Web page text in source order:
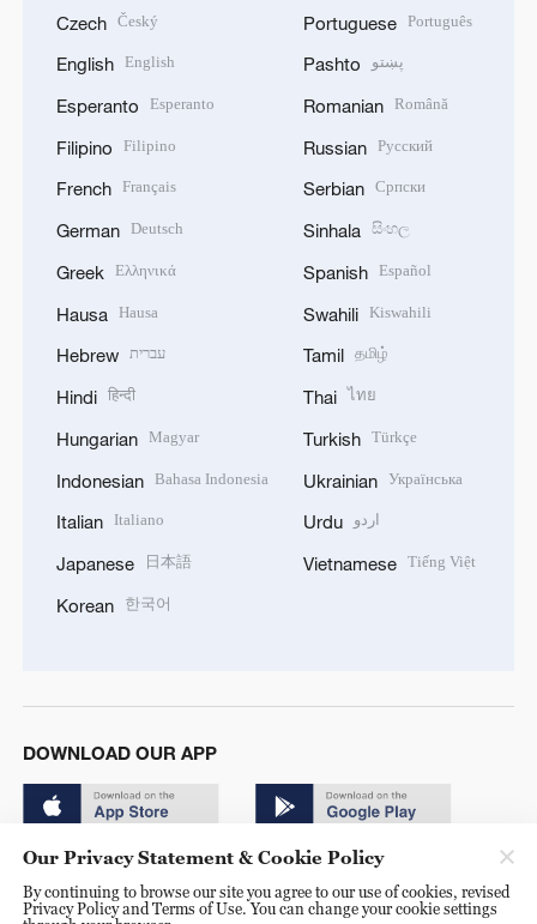
Czech Český
English English
Esperanto Esperanto
Filipino Filipino
French Français
German Deutsch
Greek Ελληνικά
Hausa Hausa
Hebrew עברית
Hindi हिन्दी
Hungarian Magyar
Indonesian Bahasa Indonesia
Italian Italiano
Japanese 日本語
Korean 한국어
Portuguese Português
Pashto پښتو
Romanian Română
Russian Русский
Serbian Српски
Sinhala සිංහල
Spanish Español
Swahili Kiswahili
Tamil தமிழ்
Thai ไทย
Turkish Türkçe
Ukrainian Українська
Urdu اردو
Vietnamese Tiếng Việt
DOWNLOAD OUR APP
Our Privacy Statement & Cookie Policy
By continuing to browse our site you agree to our use of cookies, revised
Privacy Policy and Terms of Use. You can change your cookie settings